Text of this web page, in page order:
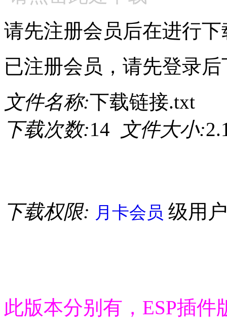
请先注册会员后在进行下
已注册会员，请先登录后
文件名称:下载链接.txt
下载次数:14 文件大小:
下载权限: 月卡会员 级用
此版本分别有，ESP插